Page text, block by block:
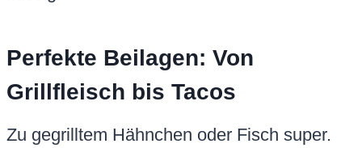
Perfekte Beilagen: Von
Grillfleisch bis Tacos
Zu gegrilltem Hähnchen oder Fisch super.